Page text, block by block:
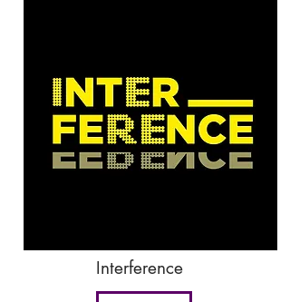
Interference